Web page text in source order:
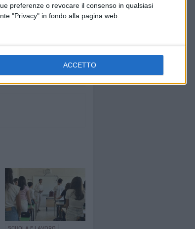
preferenze o revocare il consenso in qualsiasi
"Privacy" in fondo alla pagina web.
ACCETTO
MASTRORILLI